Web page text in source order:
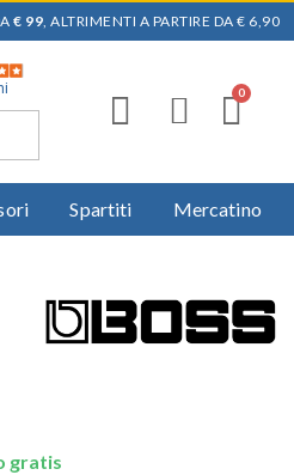
€ 99, ALTRIMENTI A PARTIRE DA € 6,90
Spartiti Mercatino
gratis